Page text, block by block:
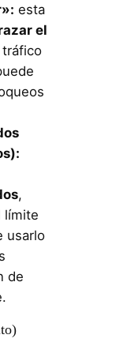
esta
el
,
límite
usarlo
de